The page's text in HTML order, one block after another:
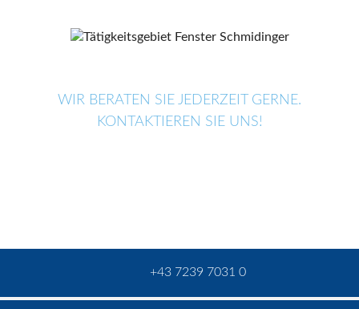
WIR BERATEN SIE JEDERZEIT GERNE.
KONTAKTIEREN SIE UNS!
+43 7239 7031 0